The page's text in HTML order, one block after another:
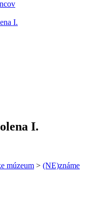
I.
I.
múzeum > (NE)známe